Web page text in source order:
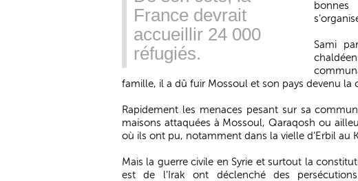
France devrait
accueillir 24 000
réfugiés.
Sami
famille, il a dû fuir Mossoul et son pays devenu la
Rapidement les menaces pesant sur sa
maisons attaquées à Mossoul, Qaraqosh ou
où ils ont pu, notamment dans la vielle d’Erbil au
Mais la guerre civile en Syrie et surtout la
est de l’Irak ont déclenché des